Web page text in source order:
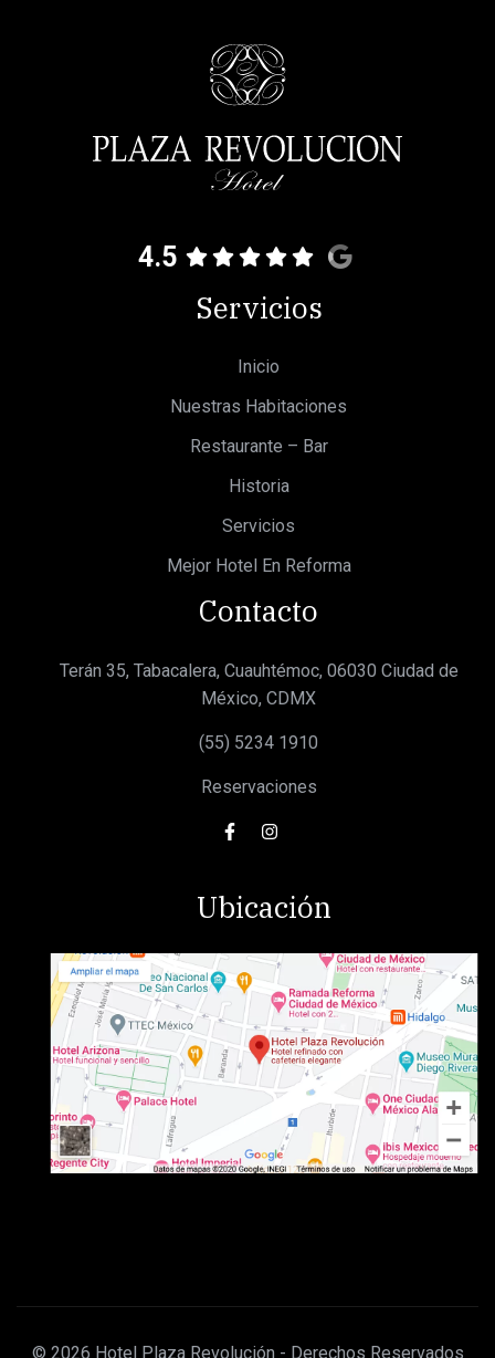
4.5
Servicios
Inicio
Nuestras Habitaciones
Restaurante – Bar
Historia
Servicios
Mejor Hotel En Reforma
Contacto
Terán 35, Tabacalera, Cuauhtémoc, 06030 Ciudad de
México, CDMX
(55) 5234 1910
Reservaciones
Ubicación
© 2026 Hotel Plaza Revolución - Derechos Reservados